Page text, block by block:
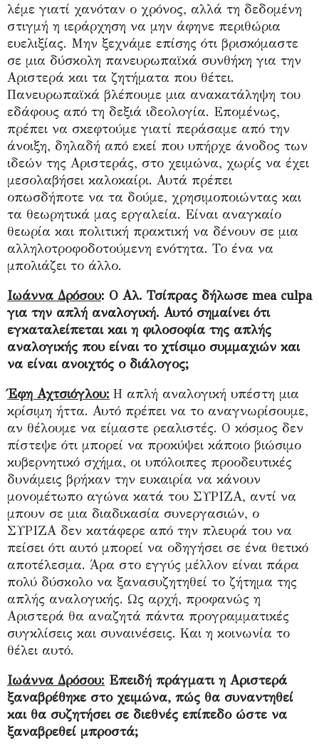
λέμε γιατί χανόταν ο χρόνος, αλλά τη δεδομένη
στιγμή η ιεράρχηση να μην άφηνε περιθώρια
ευελιξίας. Μην ξεχνάμε επίσης ότι βρισκόμαστε
σε μια δύσκολη πανευρωπαϊκά συνθήκη για την
Αριστερά και τα ζητήματα που θέτει.
Πανευρωπαϊκά βλέπουμε μια ανακατάληψη του
εδάφους από τη δεξιά ιδεολογία. Επομένως,
πρέπει να σκεφτούμε γιατί περάσαμε από την
άνοιξη, δηλαδή από εκεί που υπήρχε άνοδος των
ιδεών της Αριστεράς, στο χειμώνα, χωρίς να έχει
μεσολαβήσει καλοκαίρι. Αυτά πρέπει
οπωσδήποτε να τα δούμε, χρησιμοποιώντας και
τα θεωρητικά μας εργαλεία. Είναι αναγκαίο
θεωρία και πολιτική πρακτική να δένουν σε μια
αλληλοτροφοδοτούμενη ενότητα. Το ένα να
μπολιάζει το άλλο.
Ιωάννα Δρόσου: Ο Αλ. Τσίπρας δήλωσε mea culpa
για την απλή αναλογική. Αυτό σημαίνει ότι
εγκαταλείπεται και η φιλοσοφία της απλής
αναλογικής που είναι το χτίσιμο συμμαχιών και
να είναι ανοιχτός ο διάλογος;
Έφη Αχτσιόγλου: Η απλή αναλογική υπέστη μια
κρίσιμη ήττα. Αυτό πρέπει να το αναγνωρίσουμε,
αν θέλουμε να είμαστε ρεαλιστές. Ο κόσμος δεν
πίστεψε ότι μπορεί να προκύψει κάποιο βιώσιμο
κυβερνητικό σχήμα, οι υπόλοιπες προοδευτικές
δυνάμεις βρήκαν την ευκαιρία να κάνουν
μονομέτωπο αγώνα κατά του ΣΥΡΙΖΑ, αντί να
μπουν σε μια διαδικασία συνεργασιών, ο
ΣΥΡΙΖΑ δεν κατάφερε από την πλευρά του να
πείσει ότι αυτό μπορεί να οδηγήσει σε ένα θετικό
αποτέλεσμα. Άρα στο εγγύς μέλλον είναι πάρα
πολύ δύσκολο να ξανασυζητηθεί το ζήτημα της
απλής αναλογικής. Ως αρχή, προφανώς η
Αριστερά θα αναζητά πάντα προγραμματικές
συγκλίσεις και συναινέσεις. Και η κοινωνία το
θέλει αυτό.
Ιωάννα Δρόσου: Επειδή πράγματι η Αριστερά
ξαναβρέθηκε στο χειμώνα, πώς θα συναντηθεί
και θα συζητήσει σε διεθνές επίπεδο ώστε να
ξαναβρεθεί μπροστά;